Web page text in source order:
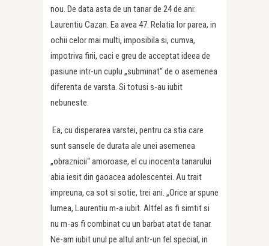
nou. De data asta de un tanar de 24 de ani:
Laurentiu Cazan. Ea avea 47. Relatia lor parea, in
ochii celor mai multi, imposibila si, cumva,
impotriva firii, caci e greu de acceptat ideea de
pasiune intr-un cuplu „subminat“ de o asemenea
diferenta de varsta. Si totusi s-au iubit
nebuneste.
Ea, cu disperarea varstei, pentru ca stia care
sunt sansele de durata ale unei asemenea
„obraznicii“ amoroase, el cu inocenta tanarului
abia iesit din gaoacea adolescentei. Au trait
impreuna, ca sot si sotie, trei ani. „Orice ar spune
lumea, Laurentiu m-a iubit. Altfel as fi simtit si
nu m-as fi combinat cu un barbat atat de tanar.
Ne-am iubit unul pe altul antr-un fel special, in